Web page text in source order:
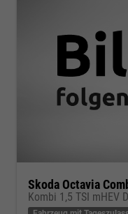
Skoda Octavia
Kombi 1,5 TSI mHEV